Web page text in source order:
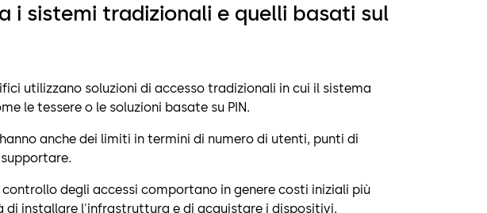
i sistemi tradizionali e quelli basati sul
utilizzano soluzioni di accesso tradizionali in cui il sistema
le tessere o le soluzioni basate su PIN.
anche dei limiti in termini di numero di utenti, punti di
degli accessi comportano in genere costi iniziali più
di installare l'infrastruttura e di acquistare i dispositivi.